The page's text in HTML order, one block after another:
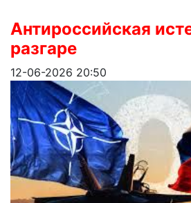
Антироссийская
разгаре
12-06-2026 20:50